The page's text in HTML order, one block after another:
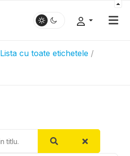
Lista cu toate etichetele